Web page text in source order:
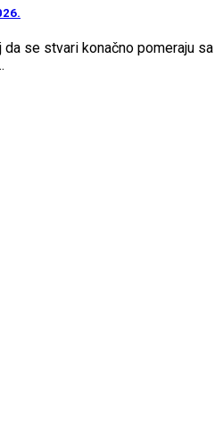
se stvari konačno pomeraju sa